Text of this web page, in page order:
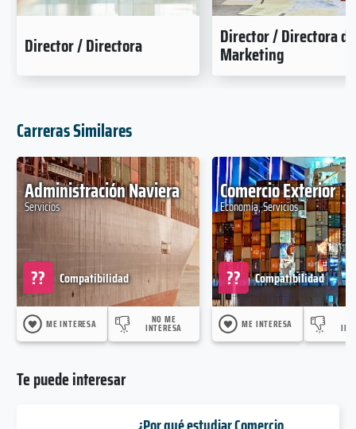
Director / Directora Director / Directora de
Marketing
Carreras Similares
Administración Naviera
Servicios
Compatibilidad
??
ME INTERESA NO ME
INTERESA
Comercio Exterior
Economía, Servicios
Compatibilidad
??
ME INTERESA
Te puede interesar